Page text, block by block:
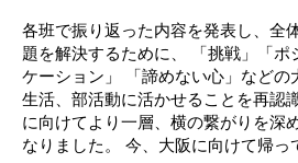
各班で振り返った内容を発表し、全
題を解決するために、 「挑戦」「ポ
ケーション」 「諦めない心」などの
生活、部活動に活かせることを再認
に向けてより一層、横の繋がりを深
なりました。 今、大阪に向けて帰っ